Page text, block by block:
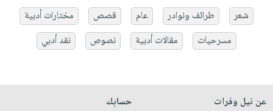
شعر
طرائف ونوادر عام قصص
مختارات أدبية
مسرحيات
مقالات أدبية نصوص نقد أدبي
عن نيل وفرات
حسابك